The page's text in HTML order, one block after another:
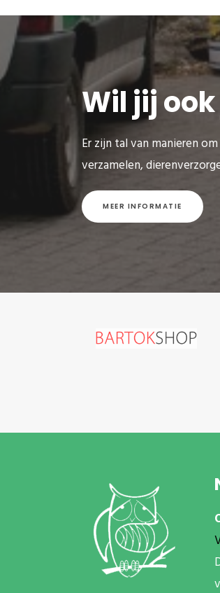
Wil jij
Er zijn tal van manieren
verzamelen,
MEER INFORMATIE